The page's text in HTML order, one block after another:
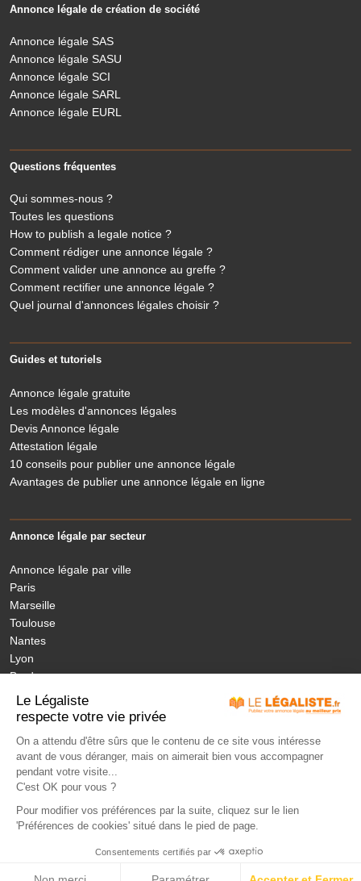
Le Légaliste
respecte votre vie privée
On a attendu d'être sûrs que le contenu de ce site vous intéresse
avant de vous déranger, mais on aimerait bien vous accompagner
pendant votre visite...
C'est OK pour vous ?
Pour modifier vos préférences par la suite, cliquez sur le lien
'Préférences de cookies' situé dans le pied de page.
Consentements certifiés par
Annonce légale de création de société
Annonce légale SAS
Annonce légale SASU
Annonce légale SCI
Annonce légale SARL
Annonce légale EURL
Questions fréquentes
Qui sommes-nous ?
Toutes les questions
How to publish a legale notice ?
Comment rédiger une annonce légale ?
Comment valider une annonce au greffe ?
Comment rectifier une annonce légale ?
Quel journal d'annonces légales choisir ?
Guides et tutoriels
Annonce légale gratuite
Les modèles d'annonces légales
Devis Annonce légale
Attestation légale
10 conseils pour publier une annonce légale
Avantages de publier une annonce légale en ligne
Annonce légale par secteur
Annonce légale par ville
Paris
Marseille
Toulouse
Nantes
Lyon
Bordeaux
Nice
Annonces légales nouvelles régions
MON ANNONCE LEGALE LÉGISLATION
ANNONCES PUBLIÉES
JOURNAUX HABILITÉS
CONTACT
LEXIQUE
S’identifier